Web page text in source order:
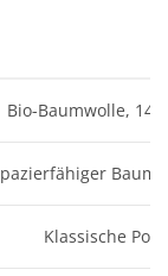
Bio-Baumwolle,
Klassische